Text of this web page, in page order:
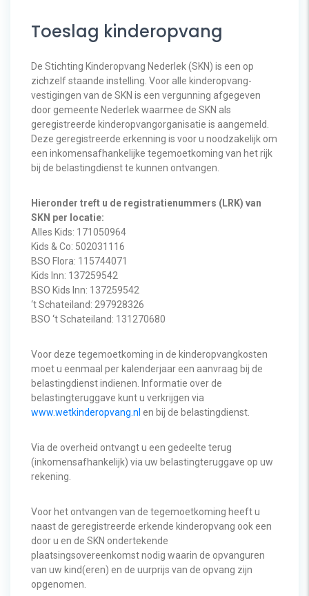
Toeslag kinderopvang
De Stichting Kinderopvang Nederlek (SKN) is een op
zichzelf staande instelling. Voor alle kinderopvang-
vestigingen van de SKN is een vergunning afgegeven
door gemeente Nederlek waarmee de SKN als
geregistreerde kinderopvangorganisatie is aangemeld.
Deze geregistreerde erkenning is voor u noodzakelijk om
een inkomensafhankelijke tegemoetkoming van het rijk
bij de belastingdienst te kunnen ontvangen.
Hieronder treft u de registratienummers (LRK) van
SKN per locatie:
Alles Kids: 171050964
Kids & Co: 502031116
BSO Flora: 115744071
Kids Inn: 137259542
BSO Kids Inn: 137259542
‘t Schateiland: 297928326
BSO ‘t Schateiland: 131270680
Voor deze tegemoetkoming in de kinderopvangkosten
moet u eenmaal per kalenderjaar een aanvraag bij de
belastingdienst indienen. Informatie over de
belastingteruggave kunt u verkrijgen via
www.wetkinderopvang.nl en bij de belastingdienst.
Via de overheid ontvangt u een gedeelte terug
(inkomensafhankelijk) via uw belastingteruggave op uw
rekening.
Voor het ontvangen van de tegemoetkoming heeft u
naast de geregistreerde erkende kinderopvang ook een
door u en de SKN ondertekende
plaatsingsovereenkomst nodig waarin de opvanguren
van uw kind(eren) en de uurprijs van de opvang zijn
opgenomen.